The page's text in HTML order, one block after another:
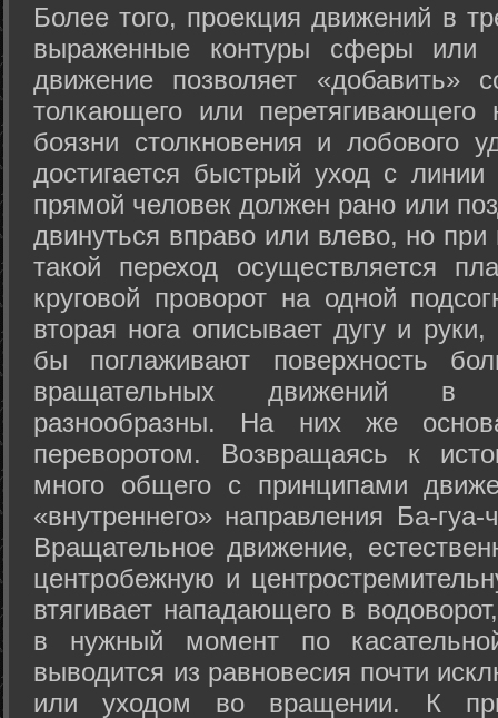
Более того, проекция движений в
выраженные контуры сферы или
движение позволяет «добавить»
толкающего или перетягивающего
боязни столкновения и лобового
достигается быстрый уход с
прямой человек должен рано или
двинуться вправо или влево, но
такой переход осуществляется
круговой проворот на одной
вторая нога описывает дугу и
бы поглаживают поверхность
вращательных движений в
разнообразны. На них же
переворотом. Возвращаясь к
много общего с принципами
«внутреннего» направления Ба-
Вращательное движение,
центробежную и
втягивает нападающего в
в нужный момент по
выводится из равновесия почти
или уходом во вращении. К